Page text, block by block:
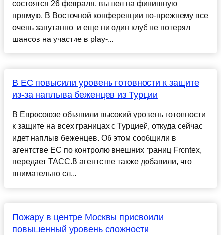
состоятся 26 февраля, вышел на финишную
прямую. В Восточной конференции по-прежнему все
очень запутанно, и еще ни один клуб не потерял
шансов на участие в play-...
В ЕС повысили уровень готовности к защите
из-за наплыва беженцев из Турции
В Евросоюзе объявили высокий уровень готовности
к защите на всех границах с Турцией, откуда сейчас
идет наплыв беженцев. Об этом сообщили в
агентстве ЕС по контролю внешних границ Frontex,
передает ТАСС.В агентстве также добавили, что
внимательно сл...
Пожару в центре Москвы присвоили
повышенный уровень сложности